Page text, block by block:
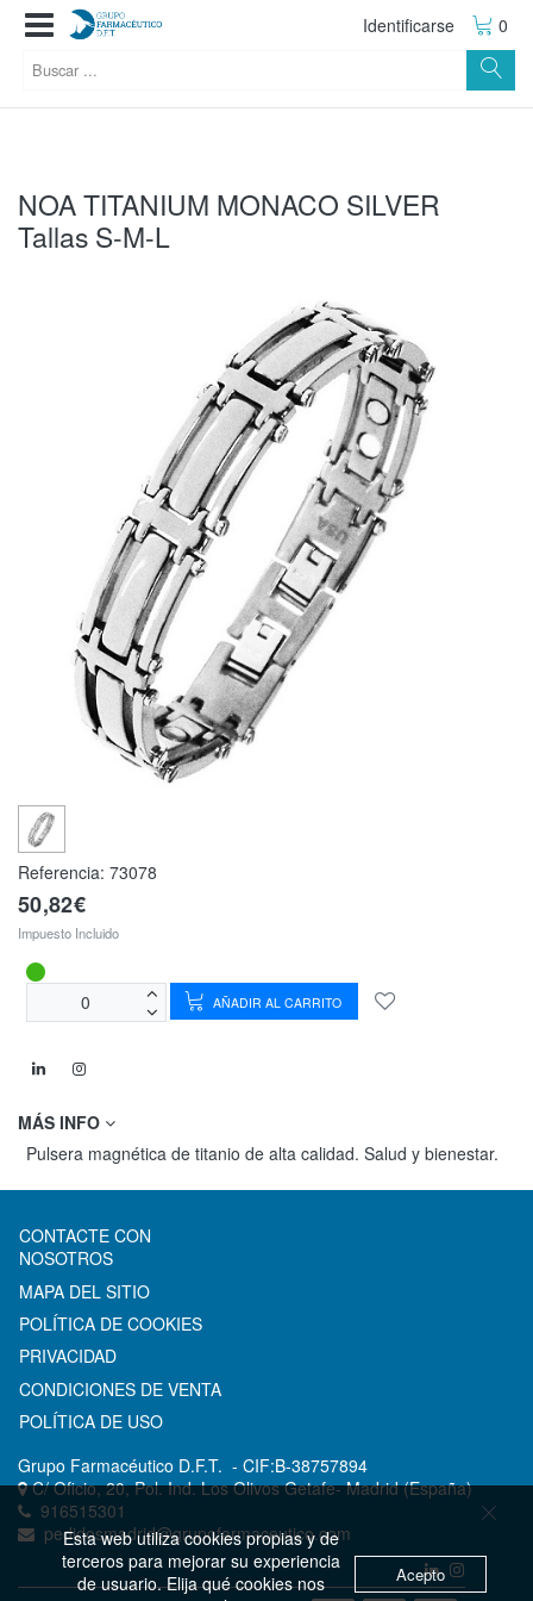
Identificarse 0
NOA TITANIUM MONACO SILVER
Tallas S-M-L
Referencia: 73078
50,82€
Impuesto Incluido
AÑADIR AL CARRITO
MÁS INFO
Pulsera magnética de titanio de alta calidad. Salud y bienestar.
CONTACTE CON
NOSOTROS
MAPA DEL SITIO
POLÍTICA DE COOKIES
PRIVACIDAD
CONDICIONES DE VENTA
POLÍTICA DE USO
Grupo Farmacéutico D.F.T. - CIF:B-38757894
C/ Oficio, 20, Pol. Ind. Los OlivosGetafe-Madrid(España)
916515301
pedidosmadrid@grupofarmaceutico.com
Esta web utiliza cookies propias y de
terceros para mejorar su experiencia
de usuario. Elija qué cookies nos
Acepto